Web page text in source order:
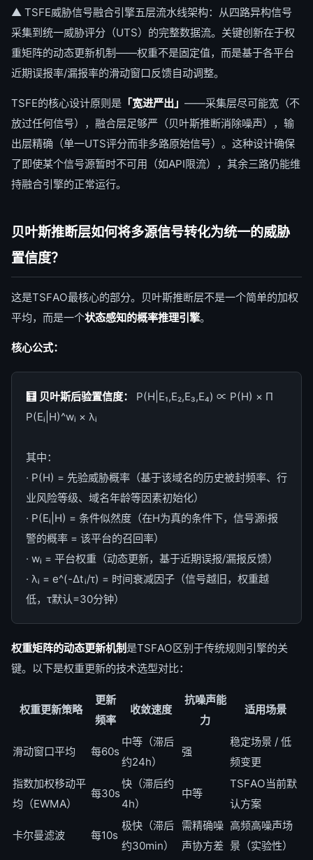
▲ TSFE威胁信号融合引擎五层流水线架构：从四路异构信号
采集到统一威胁评分（UTS）的完整数据流。关键创新在于权
重矩阵的动态更新机制——权重不是固定值，而是基于各平台
近期误报率/漏报率的滑动窗口反馈自动调整。
TSFE的核心设计原则是 「宽进严出」 ——采集层尽可能宽（不
放过任何信号），融合层足够严（贝叶斯推断消除噪声），输
出层精确（单一UTS评分而非多路原始信号）。这种设计确保
了即使某个信号源暂时不可用（如API限流），其余三路仍能维
持融合引擎的正常运行。
贝叶斯推断层如何将多源信号转化为统一的威胁
置信度？
这是TSFAO最核心的部分。贝叶斯推断层不是一个简单的加权
平均，而是一个状态感知的概率推理引擎。
核心公式：
🧮 贝叶斯后验置信度：
P(H|E₁,E₂,E₃,E₄) ∝ P(H) × Π
P(Eᵢ|H)^wᵢ × λᵢ
其中：
· P(H) = 先验威胁概率（基于该域名的历史被封频率、行
业风险等级、域名年龄等因素初始化）
· P(Eᵢ|H) = 条件似然度（在H为真的条件下，信号源i报
警的概率 = 该平台的召回率）
· wᵢ = 平台权重（动态更新，基于近期误报/漏报反馈）
· λᵢ = e^(-Δtᵢ/τ) = 时间衰减因子（信号越旧，权重越
低，τ默认=30分钟）
权重矩阵的动态更新机制 是TSFAO区别于传统规则引擎的关
键。以下是权重更新的技术选型对比：
权重更新策略
更新
频率
收敛速度
抗噪声能
力
适用场景
滑动窗口平均 每60s
中等（滞后
约24h）
强
稳定场景 / 低
频变更
指数加权移动平
均（EWMA）
每30s
快（滞后约
4h）
中等
TSFAO当前默
认方案
卡尔曼滤波 每10s
极快（滞后
约30min）
需精确噪
声协方差
高频高噪声场
景（实验性）